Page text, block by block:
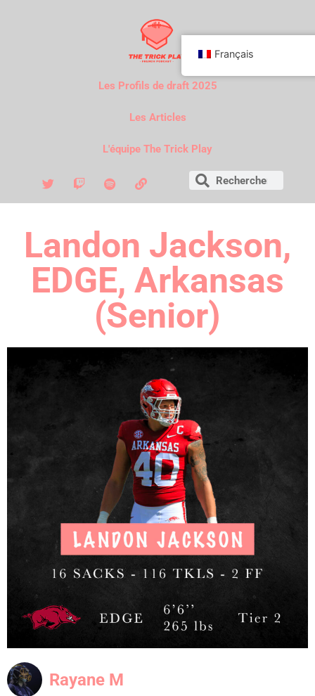
Les Profils de draft 2025
Les Articles
L'équipe The Trick Play
Landon Jackson,
EDGE, Arkansas
(Senior)
Rayane M
Français